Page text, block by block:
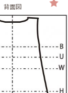
背面図